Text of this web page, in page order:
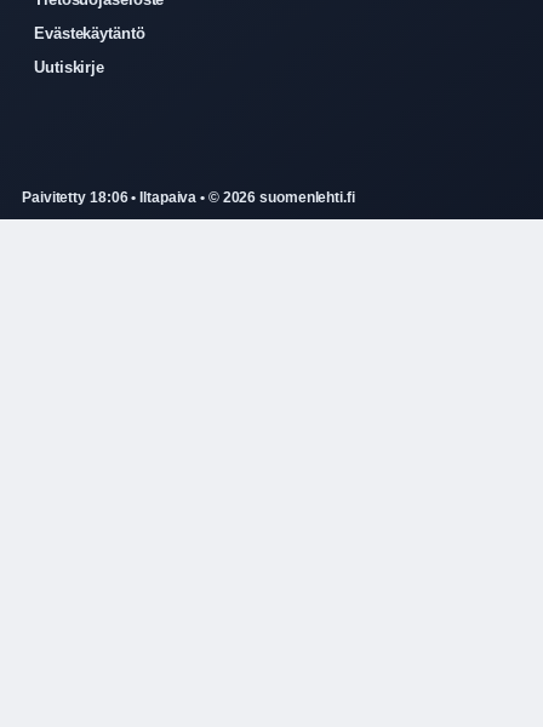
Evästekäytäntö
Uutiskirje
Paivitetty 18:06 • Iltapaiva • © 2026 suomenlehti.fi